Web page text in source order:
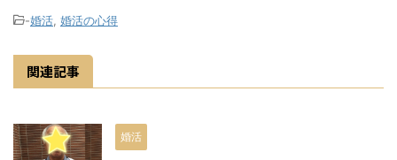
-婚活 婚活の心得
関連記事
婚活